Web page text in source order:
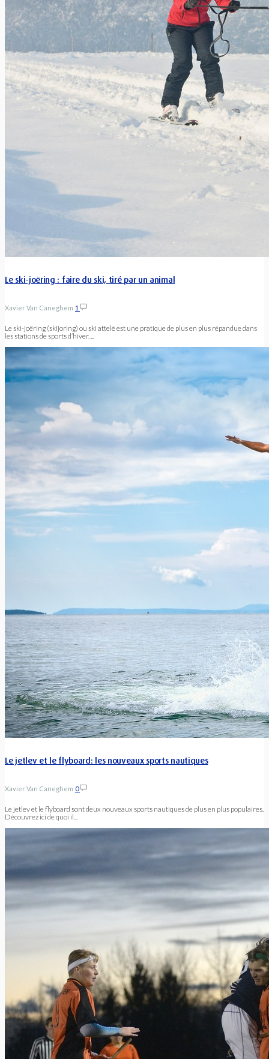
Le ski-joëring : faire du ski, tiré par un animal
Xavier Van Caneghem 1
Le ski-joëring (skijoring) ou ski attelé est une pratique de plus en plus répandue dans
les stations de sports d’hiver. ...
Le jetlev et le flyboard: les nouveaux sports nautiques
Xavier Van Caneghem 0
Le jetlev et le flyboard sont deux nouveaux sports nautiques de plus en plus populaires.
Découvrez ici de quoi il...